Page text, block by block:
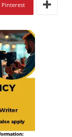
Pinterest